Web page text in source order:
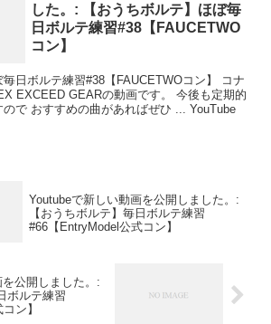
した。: 【おうちボルテ】ほぼ毎
日ボルテ練習#38【FAUCETWO
コン】
毎日ボルテ練習#38【FAUCETWOコン】 コナ
EXCEED GEARの動画です。 今後も定期的
で おすすめの曲があればぜひ ... YouTube
Youtubeで新しい動画を公開しました。:
【おうちボルテ】毎日ボルテ練習
#66【EntryModel公式コン】
公開しました。:
ボルテ練習
ン】